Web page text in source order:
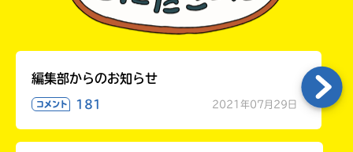
編集部からのお知らせ
コメント 181 2021年07月29日